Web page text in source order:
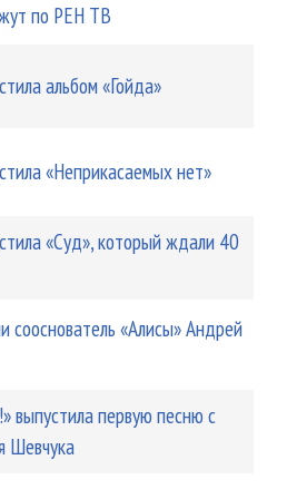
по РЕН ТВ
альбом «Гойда»
«Неприкасаемых нет»
«Суд», который ждали 40
сооснователь «Алисы» Андрей
выпустила первую песню с
Шевчука